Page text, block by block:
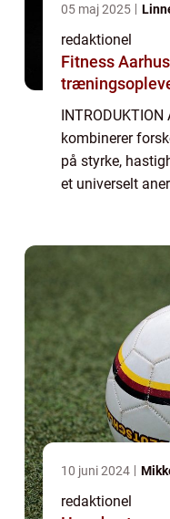
05 maj 2025
redaktionel
Fitness
kombinerer
på styrke,
et universelt
10 juni 2024
redaktionel